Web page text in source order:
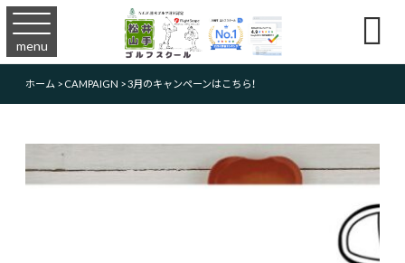
menu 
ホーム>CAMPAIGN >3月のキャンペーンはこちら！